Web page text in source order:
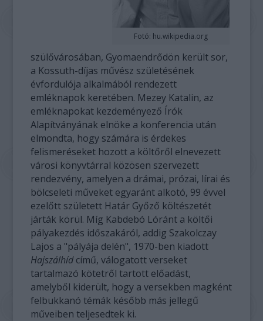
Fotó: hu.wikipedia.org
szülővárosában, Gyomaendrődön került sor,
a Kossuth-díjas művész születésének
évfordulója alkalmából rendezett
emléknapok keretében. Mezey Katalin, az
emléknapokat kezdeményező Írók
Alapítványának elnöke a konferencia után
elmondta, hogy számára is érdekes
felismeréseket hozott a költőről elnevezett
városi könyvtárral közösen szervezett
rendezvény, amelyen a drámai, prózai, lírai és
bölcseleti műveket egyaránt alkotó, 99 évvel
ezelőtt született Határ Győző költészetét
járták körül. Míg Kabdebó Lóránt a költői
pályakezdés időszakáról, addig Szakolczay
Lajos a "pályája delén", 1970-ben kiadott
Hajszálhídcímű, válogatott verseket
tartalmazó kötetről tartott előadást,
amelyből kiderült, hogy a versekben magként
felbukkanó témák később más jellegű
műveiben teljesedtek ki.